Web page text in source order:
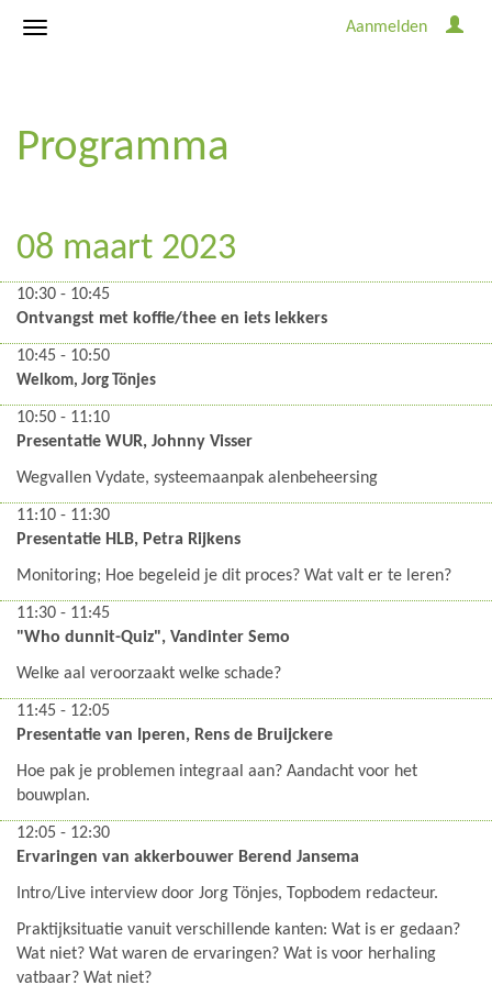
Aanmelden
Programma
08 maart 2023
10:30 - 10:45
Ontvangst met koffie/thee en iets lekkers
10:45 - 10:50
Welkom, Jorg Tönjes
10:50 - 11:10
Presentatie WUR, Johnny Visser
Wegvallen Vydate, systeemaanpak alenbeheersing
11:10 - 11:30
Presentatie HLB, Petra Rijkens
Monitoring; Hoe begeleid je dit proces? Wat valt er te leren?
11:30 - 11:45
"Who dunnit-Quiz", Vandinter Semo
Welke aal veroorzaakt welke schade?
11:45 - 12:05
Presentatie van Iperen, Rens de Bruijckere
Hoe pak je problemen integraal aan? Aandacht voor het
bouwplan.
12:05 - 12:30
Ervaringen van akkerbouwer Berend Jansema
Intro/Live interview door Jorg Tönjes, Topbodem redacteur.
Praktijksituatie vanuit verschillende kanten: Wat is er gedaan?
Wat niet? Wat waren de ervaringen? Wat is voor herhaling
vatbaar? Wat niet?